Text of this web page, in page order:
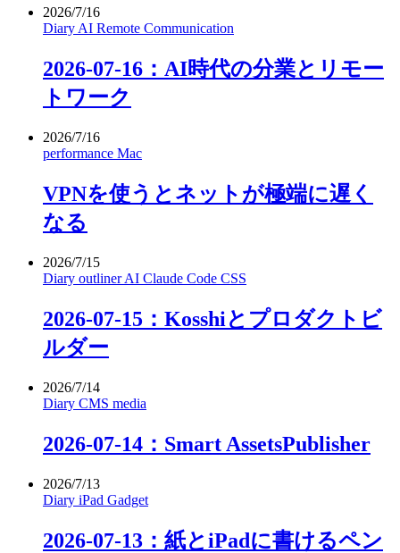
2026/7/16
Diary AI Remote Communication
2026-07-16：AI時代の分業とリモー
トワーク
2026/7/16
performance Mac
VPNを使うとネットが極端に遅く
なる
2026/7/15
Diary outlinerAI Claude Code CSS
2026-07-15：Kosshiとプロダクトビ
ルダー
2026/7/14
Diary CMS media
2026-07-14：Smart AssetsPublisher
2026/7/13
Diary iPad Gadget
2026-07-13：紙とiPadに書けるペン